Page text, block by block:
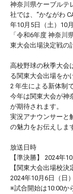
神奈川県ケーブルテ
社では、“かながわ
年10月5日（土）10
「令和6年度 神奈
東大会出場決定戦の
高校野球の秋季大会
る関東大会出場をか
2 年生による新体制
今年は関東大会が神
が期待されます。
実況アナウンサーと
の魅力をお伝えしま
放送日時
【準決勝】 2024年
【関東大会出場校決
2024年10月6日（日
※試合開始は10:00か